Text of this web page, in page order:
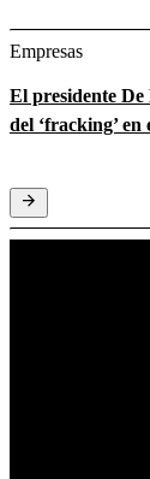
Empresas
El presidente
del ‘fracking’ en